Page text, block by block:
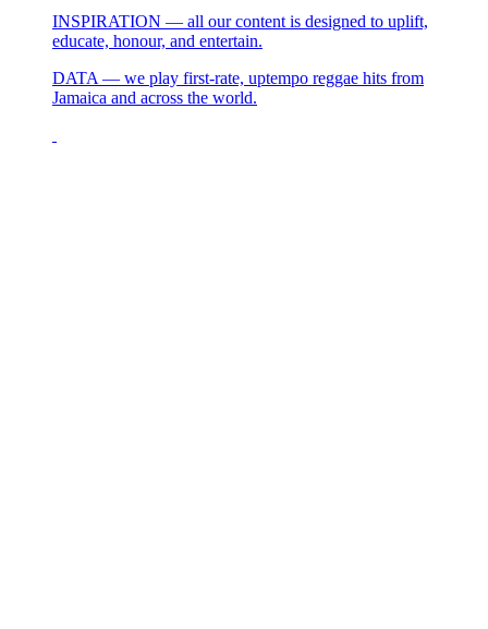
INSPIRATION — all our content is designed to uplift,
educate, honour, and entertain.
DATA — we play first-rate, uptempo reggae hits from
Jamaica and across the world.